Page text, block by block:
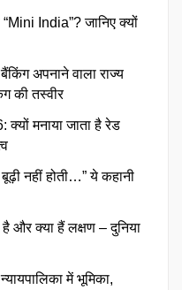
India”? जानिए क्यों
अपनाने वाला राज्य
की तस्वीर
मनाया जाता है रेड
नहीं होती…” ये कहानी
क्या हैं लक्षण – दुनिया
में भूमिका,